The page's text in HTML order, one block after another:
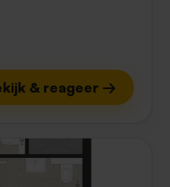
& reageer →